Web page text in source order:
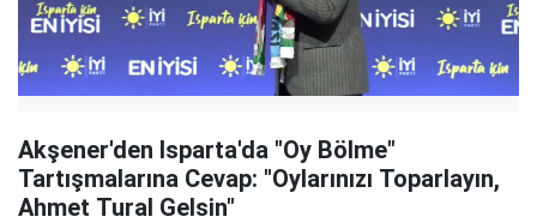
Akşener'den Isparta'da "Oy Bölme"
Tartışmalarına Cevap: "Oylarınızı Toparlayın,
Ahmet Tural Gelsin"